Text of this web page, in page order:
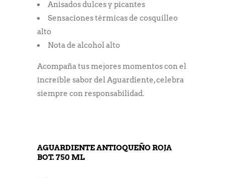
Anisados dulces y picantes
Sensaciones térmicas de cosquilleo
alto
Nota de alcohol alto
Acompaña tus mejores momentos con el
increible sabor del Aguardiente, celebra
siempre con responsabilidad.
AGUARDIENTE ANTIOQUEÑO ROJA
BOT. 750 ML